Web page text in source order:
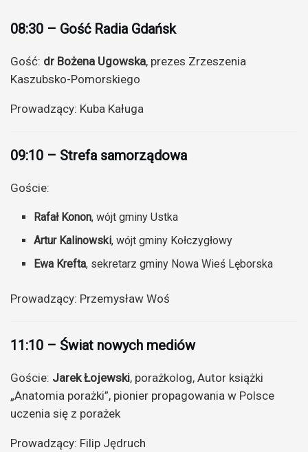
08:30 – Gość Radia Gdańsk
Gość: dr Bożena Ugowska, prezes Zrzeszenia
Kaszubsko-Pomorskiego
Prowadzący: Kuba Kaługa
09:10 – Strefa samorządowa
Goście:
Rafał Konon, wójt gminy Ustka
Artur Kalinowski, wójt gminy Kołczygłowy
Ewa Krefta, sekretarz gminy Nowa Wieś Lęborska
Prowadzący: Przemysław Woś
11:10 – Świat nowych mediów
Goście: Jarek Łojewski, porażkolog, Autor książki
„Anatomia porażki”, pionier propagowania w Polsce
uczenia się z porażek
Prowadzący: Filip Jędruch